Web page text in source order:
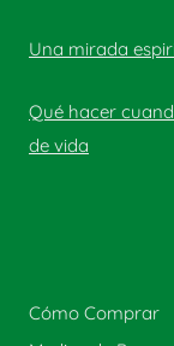
Una mirada
Qué hacer
de vida
Cómo Comprar